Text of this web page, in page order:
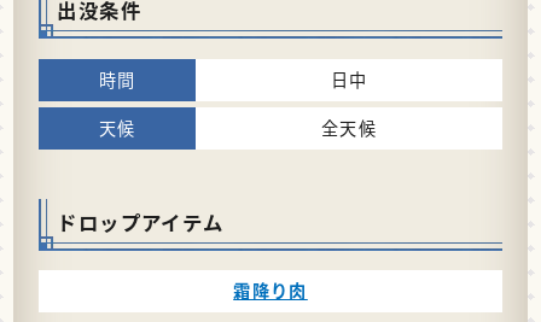
出没条件
日中
全天候
ドロップアイテム
霜降り肉